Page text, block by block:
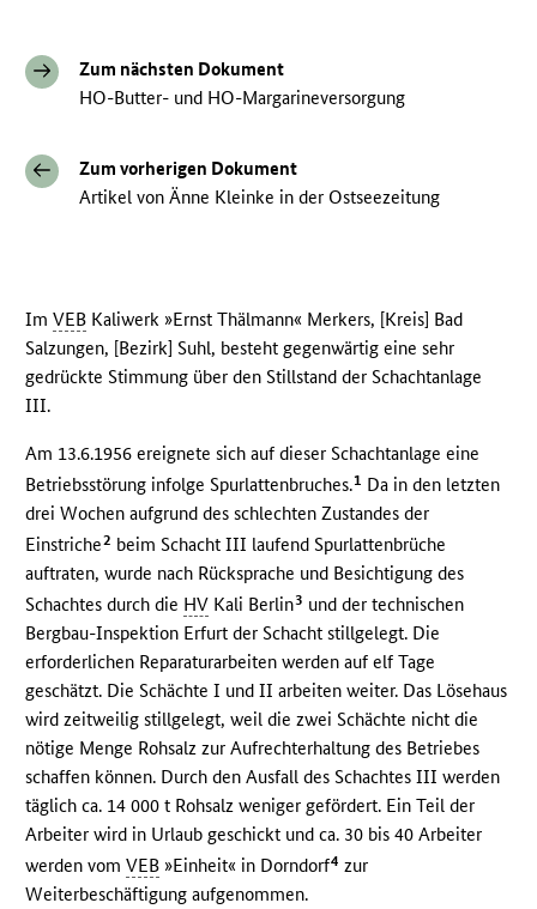
Zum nächsten Dokument
HO-Butter- und HO-Margarineversorgung
Zum vorherigen Dokument
Artikel von Änne Kleinke in der Ostseezeitung
ImVEB Kaliwerk »Ernst Thälmann« Merkers, [Kreis] Bad
Salzungen, [Bezirk] Suhl, besteht gegenwärtig eine sehr
gedrückte Stimmung über den Stillstand der Schachtanlage
III.
Am 13.6.1956 ereignete sich auf dieser Schachtanlage eine
Betriebsstörung infolge Spurlattenbruches.1 Da in den letzten
drei Wochen aufgrund des schlechten Zustandes der
Einstriche2 beim Schacht III laufend Spurlattenbrüche
auftraten, wurde nach Rücksprache und Besichtigung des
Schachtes durch die HV Kali Berlin3 und der technischen
Bergbau-Inspektion Erfurt der Schacht stillgelegt. Die
erforderlichen Reparaturarbeiten werden auf elf Tage
geschätzt. Die Schächte I und II arbeiten weiter. Das Lösehaus
wird zeitweilig stillgelegt, weil die zwei Schächte nicht die
nötige Menge Rohsalz zur Aufrechterhaltung des Betriebes
schaffen können. Durch den Ausfall des Schachtes III werden
täglich ca. 14 000 t Rohsalz weniger gefördert. Ein Teil der
Arbeiter wird in Urlaub geschickt und ca. 30 bis 40 Arbeiter
werden vomVEB »Einheit« in Dorndorf4 zur
Weiterbeschäftigung aufgenommen.